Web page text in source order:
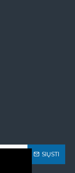
SIŲSTI